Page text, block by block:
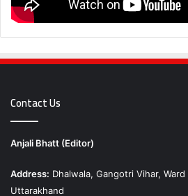
Contact Us
Anjali Bhatt (Editor)
Address: Dhalwala, Gangotri Vihar,
Uttarakhand